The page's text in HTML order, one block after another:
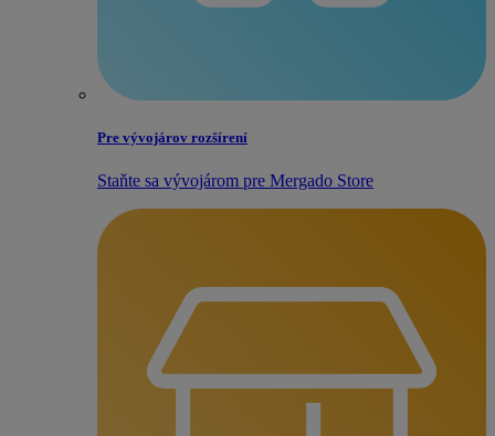
Pre vývojárov rozšírení
Staňte sa vývojárom pre Mergado Store